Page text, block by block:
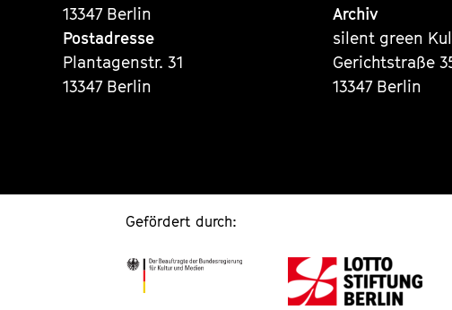
13347 Berlin
Postadresse
Plantagenstr. 31
13347 Berlin
Archiv
silent green
Gerichtstraße
13347 Berlin
Gefördert durch: